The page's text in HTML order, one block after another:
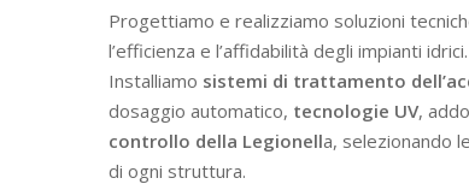
Progettiamo e realizziamo soluzioni
l’efficienza e l’affidabilità degli impianti idrici.
Installiamo sistemi di trattamento
dosaggio automatico, tecnologie UV,
controllo della Legionella, selezionando
di ogni struttura.